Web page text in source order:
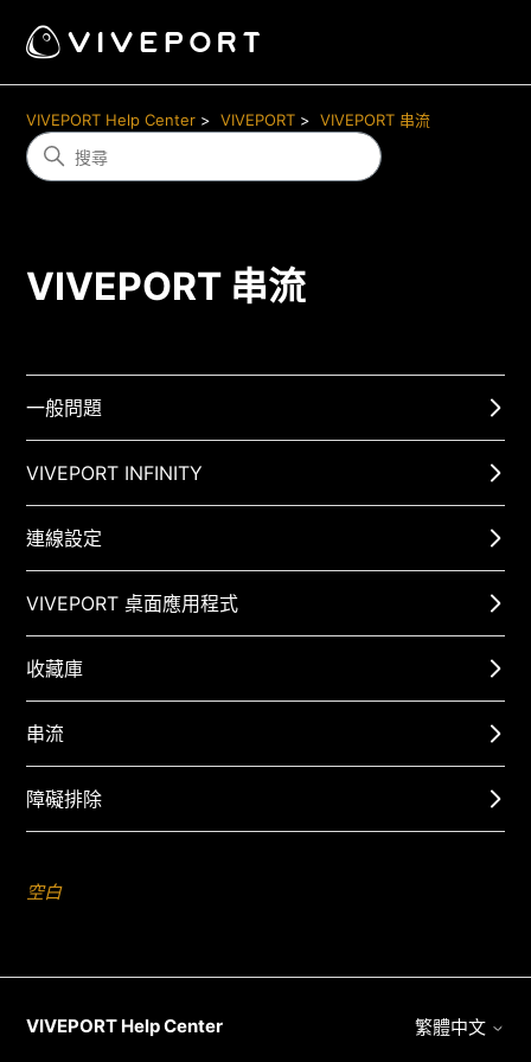
VIVEPORT Help Center VIVEPORT VIVEPORT 串流
VIVEPORT 串流
一般問題
VIVEPORT INFINITY
連線設定
VIVEPORT 桌面應用程式
收藏庫
串流
障礙排除
空白
VIVEPORT Help Center 繁體中文